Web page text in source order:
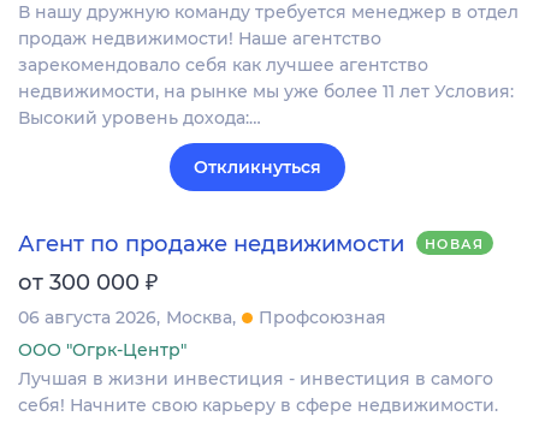
В нашу дружную команду требуется менеджер в отдел
продаж недвижимости! Наше агентство
зарекомендовало себя как лучшее агентство
недвижимости, на рынке мы уже более 11 лет Условия:
Высокий уровень дохода:…
Откликнуться
Агент по продаже недвижимости НОВАЯ
от 300 000 ₽
06 августа 2026 Москва
Профсоюзная
ООО "Огрк-Центр"
Лучшая в жизни инвестиция - инвестиция в самого
себя! Начните свою карьеру в сфере недвижимости.